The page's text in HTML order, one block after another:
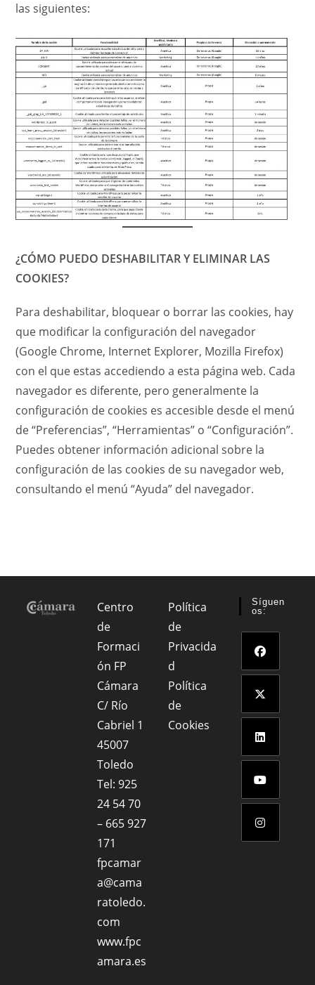
las siguientes:
¿CÓMO PUEDO DESHABILITAR Y ELIMINAR LAS
COOKIES?
Para deshabilitar, bloquear o borrar las cookies, hay
que modificar la configuración del navegador
(Google Chrome, Internet Explorer, Mozilla Firefox)
con el que estas accediendo a esta página web. Cada
navegador es diferente, pero generalmente la
configuración de cookies es accesible desde el menú
de “Preferencias”, “Herramientas” o “Configuración”.
Puedes obtener información adicional sobre la
configuración de las cookies de su navegador web,
consultando el menú “Ayuda” del navegador.
Centro
de
Formaci
ón FP
Cámara
C/ Río
Cabriel 1
45007
Toledo
Tel: 925
24 54 70
– 665 927
171
fpcamar
a@cama
ratoledo.
com
www.fpc
amara.es
Política
de
Privacida
d
Política
de
Cookies
Síguen
Os:
Se
abre
en
una
pestaña
Se
abre
en
una
pestaña
Se
abre
en
una
Se
abre
en